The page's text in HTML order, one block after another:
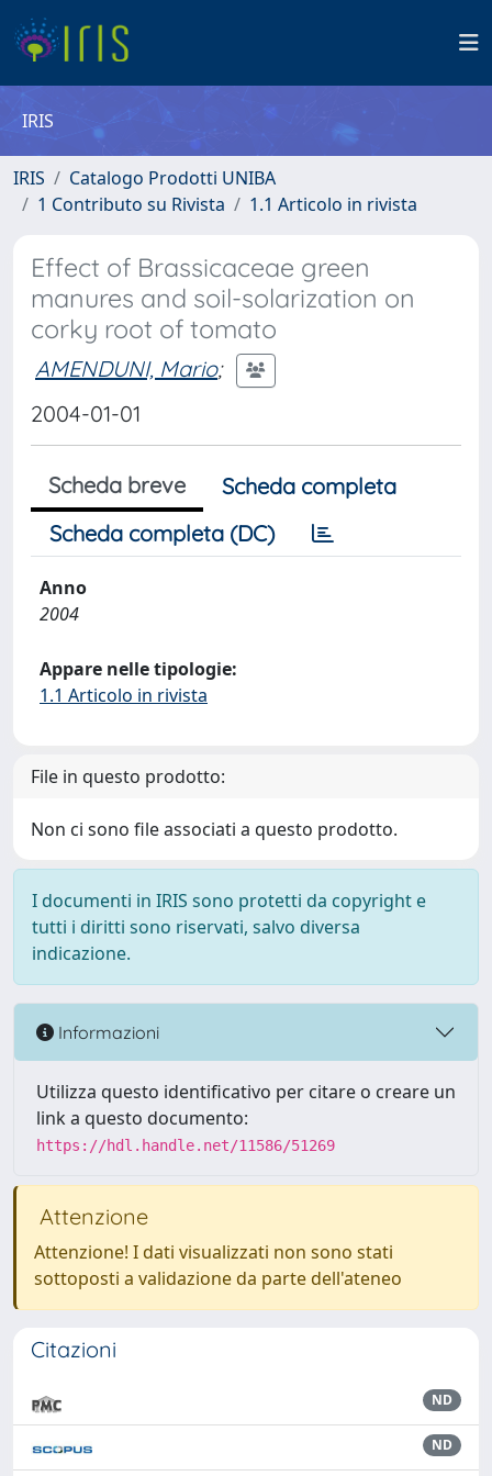
IRIS
IRIS
Catalogo Prodotti UNIBA
1 Contributo su Rivista
1.1 Articolo in rivista
Effect of Brassicaceae green
manures and soil-solarization on
corky root of tomato
AMENDUNI, Mario;
2004-01-01
Scheda breve
Scheda completa
Scheda completa (DC)
Anno
2004
Appare nelle tipologie:
1.1 Articolo in rivista
File in questo prodotto:
Non ci sono file associati a questo prodotto.
I documenti in IRIS sono protetti da copyright e
tutti i diritti sono riservati, salvo diversa
indicazione.
Informazioni
Utilizza questo identificativo per citare o creare un
link a questo documento:
https://hdl.handle.net/11586/51269
Attenzione
Attenzione! I dati visualizzati non sono stati
sottoposti a validazione da parte dell'ateneo
Citazioni
ND
ND